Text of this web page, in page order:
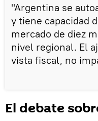
"Argentina se
y tiene capacidad
mercado de diez
nivel regional. El
vista fiscal, no
El debate